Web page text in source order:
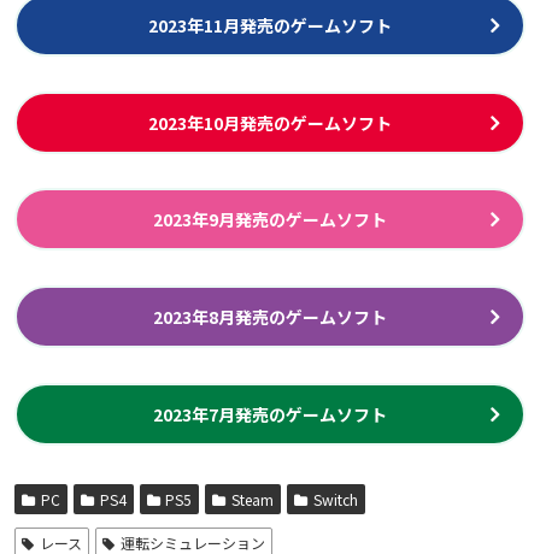
2023年11月発売のゲームソフト
2023年10月発売のゲームソフト
2023年9月発売のゲームソフト
2023年8月発売のゲームソフト
2023年7月発売のゲームソフト
PC PS4 PS5 Steam Switch
レース 運転シミュレーション